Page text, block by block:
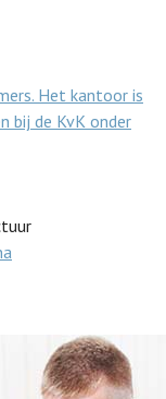
Het kantoor is
bij de KvK onder